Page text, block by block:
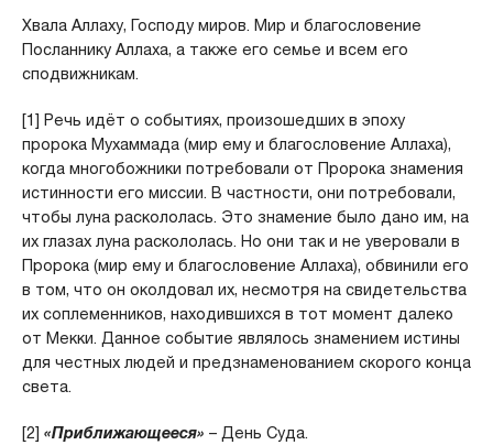
Хвала Аллаху, Господу миров. Мир и благословение
Посланнику Аллаха, а также его семье и всем его
сподвижникам.
[1] Речь идёт о событиях, произошедших в эпоху
пророка Мухаммада (мир ему и благословение Аллаха),
когда многобожники потребовали от Пророка знамения
истинности его миссии. В частности, они потребовали,
чтобы луна раскололась. Это знамение было дано им, на
их глазах луна раскололась. Но они так и не уверовали в
Пророка (мир ему и благословение Аллаха), обвинили его
в том, что он околдовал их, несмотря на свидетельства
их соплеменников, находившихся в тот момент далеко
от Мекки. Данное событие являлось знамением истины
для честных людей и предзнаменованием скорого конца
света.
[2] «Приближающееся» – День Суда.